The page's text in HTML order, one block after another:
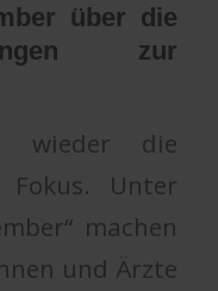
über die
zur
wieder die
Fokus. Unter
machen
und Ärzte